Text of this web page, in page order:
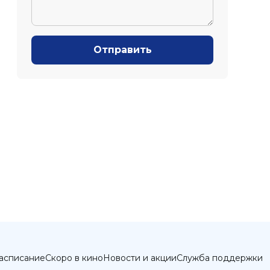
Отправить
Скоро в киноНовости и акцииСлужба поддержки